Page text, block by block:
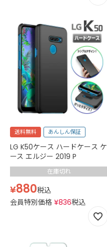
送料無料 あんしん保証
LG K50ケース ハードケース ケ
ース エルジー 2019 P
在庫切れ
¥880税込
会員特別価格 ¥836税込